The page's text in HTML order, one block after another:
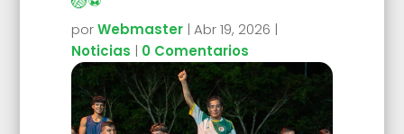
porWebmaster| Abr 19, 2026 |
Noticias | 0 Comentarios